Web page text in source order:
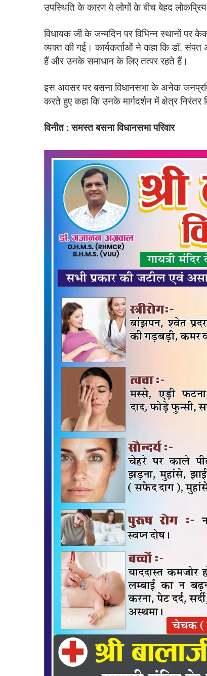
उपस्थिति के कारण वे लोगों के बीच बेहद
विधायक जी के जन्मदिन पर विभिन्न स्थानों पर
व्यक्त की गई। कार्यकर्ताओं ने कहा कि डॉ.
हैं और उनके समाधान के लिए तत्पर रहते हैं।
इस अवसर पर बसना विधानसभा के अनेक
करते हुए कहा कि उनके मार्गदर्शन में क्षेत्र
विनीत : समस्त बसना विधानसभा परिवार